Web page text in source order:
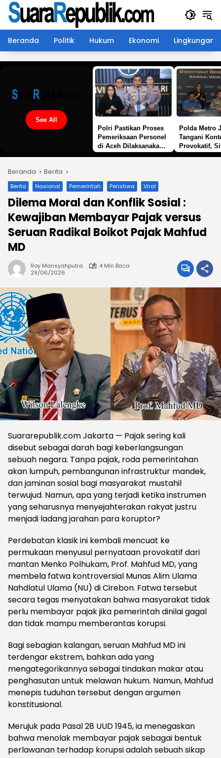
Langsung
konten
Beranda
Politik Hukum Ekonomi Lingkungan
See All
Polri Pastikan Proses
Pemeriksaan Personel
di Aceh Dilaksanakan
Polda Metro
Tangani
Provokatif,
Beranda Berita
Berita Nasional Pemerintah Peristiwa Viral
Dilema Moral dan Konflik Sosial :
Kewajiban Membayar Pajak versus
Seruan Radikal Boikot Pajak Mahfud
MD
Roy Mansyahputra
4 Min Baca
29/06/2026
Suararepublik.com Jakarta — Pajak sering kali
disebut sebagai darah bagi keberlangsungan
sebuah negara. Tanpa pajak, roda pemerintahan
akan lumpuh, pembangunan infrastruktur mandek,
dan jaminan sosial bagi masyarakat mustahil
terwujud. Namun, apa yang terjadi ketika instrumen
yang seharusnya menyejahterakan rakyat justru
menjadi ladang jarahan para koruptor?
Perdebatan klasik ini kembali mencuat ke
permukaan menyusul pernyataan provokatif dari
mantan Menko Polhukam, Prof. Mahfud MD, yang
membela fatwa kontroversial Munas Alim Ulama
Nahdlatul Ulama (NU) di Cirebon. Fatwa tersebut
secara tegas menyatakan bahwa masyarakat tidak
perlu membayar pajak jika pemerintah dinilai gagal
dan tidak mampu memberantas korupsi.
Bagi sebagian kalangan, seruan Mahfud MD ini
terdengar ekstrem, bahkan ada yang
mengategorikannya sebagai tindakan makar atau
penghasutan untuk melawan hukum. Namun, Mahfud
menepis tuduhan tersebut dengan argumen
konstitusional.
Merujuk pada Pasal 28 UUD 1945, ia menegaskan
bahwa menolak membayar pajak sebagai bentuk
perlawanan terhadap korupsi adalah sebuah sikap